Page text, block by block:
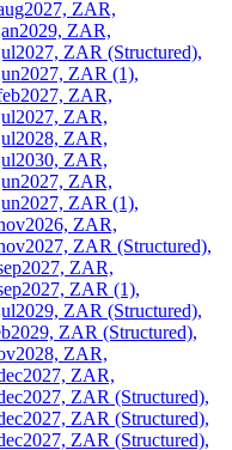
ZAR,
ZAR,
ZAR (Structured),
ZAR (1),
ZAR,
ZAR,
ZAR,
ZAR,
ZAR,
ZAR (1),
ZAR,
ZAR (Structured),
ZAR,
ZAR (1),
ZAR (Structured),
ZAR (Structured),
ZAR,
ZAR,
ZAR (Structured),
ZAR (Structured),
ZAR (Structured),